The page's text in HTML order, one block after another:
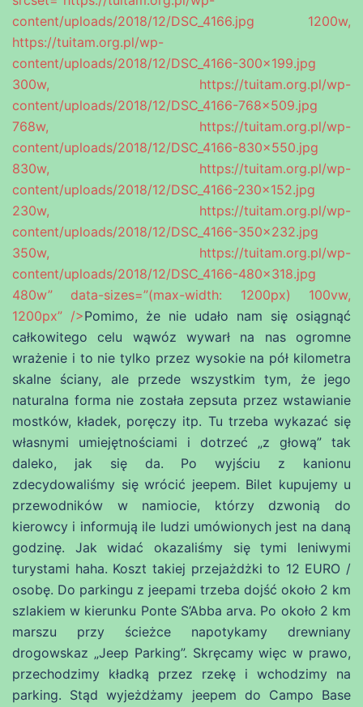
content/uploads/2018/12/DSC_4166.jpg 1200w,
https://tuitam.org.pl/wp-
content/uploads/2018/12/DSC_4166-300×199.jpg
300w, https://tuitam.org.pl/wp-
content/uploads/2018/12/DSC_4166-768×509.jpg
768w, https://tuitam.org.pl/wp-
content/uploads/2018/12/DSC_4166-830×550.jpg
830w, https://tuitam.org.pl/wp-
content/uploads/2018/12/DSC_4166-230×152.jpg
230w, https://tuitam.org.pl/wp-
content/uploads/2018/12/DSC_4166-350×232.jpg
350w, https://tuitam.org.pl/wp-
content/uploads/2018/12/DSC_4166-480×318.jpg
480w” data-sizes=”(max-width: 1200px) 100vw,
1200px” />Pomimo, że nie udało nam się osiągnąć
całkowitego celu wąwóz wywarł na nas ogromne
wrażenie i to nie tylko przez wysokie na pół kilometra
skalne ściany, ale przede wszystkim tym, że jego
naturalna forma nie została zepsuta przez wstawianie
mostków, kładek, poręczy itp. Tu trzeba wykazać się
własnymi umiejętnościami i dotrzeć „z głową” tak
daleko, jak się da. Po wyjściu z kanionu
zdecydowaliśmy się wrócić jeepem. Bilet kupujemy u
przewodników w namiocie, którzy dzwonią do
kierowcy i informują ile ludzi umówionych jest na daną
godzinę. Jak widać okazaliśmy się tymi leniwymi
turystami haha. Koszt takiej przejażdżki to 12 EURO /
osobę. Do parkingu z jeepami trzeba dojść około 2 km
szlakiem w kierunku Ponte S’Abba arva. Po około 2 km
marszu przy ścieżce napotykamy drewniany
drogowskaz „Jeep Parking”. Skręcamy więc w prawo,
przechodzimy kładką przez rzekę i wchodzimy na
parking. Stąd wyjeżdżamy jeepem do Campo Base